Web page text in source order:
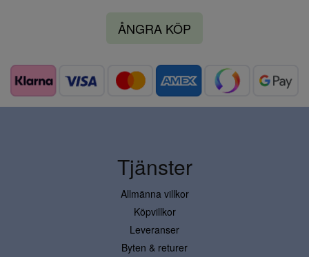
ÅNGRA KÖP
Tjänster
Allmänna villkor
Köpvillkor
Leveranser
Byten & returer